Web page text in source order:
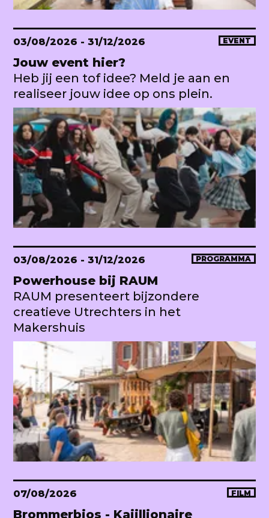
03/08/2026 - 31/12/2026 EVENT
Jouw event hier?
Heb jij een tof idee? Meld je aan en
realiseer jouw idee op ons plein.
03/08/2026 - 31/12/2026 PROGRAMMA
Powerhouse bij RAUM
RAUM presenteert bijzondere
creatieve Utrechters in het
Makershuis
07/08/2026 FILM
Brommerbios - Kajillionaire